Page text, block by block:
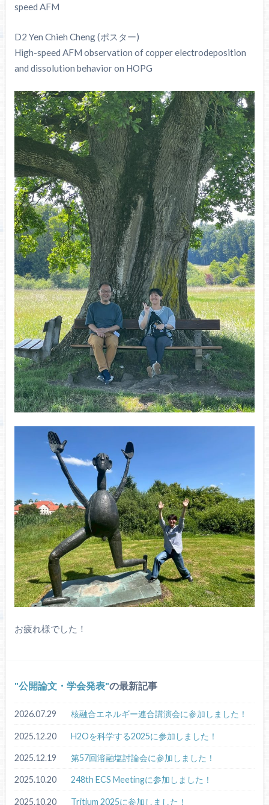
speed AFM
D2 Yen Chieh Cheng (ポスター)
High-speed AFM observation of copper electrodeposition
and dissolution behavior on HOPG
お疲れ様でした！
公開論文・学会発表 の最新記事
2026.07.29 核融合エネルギー連合講演会に参加しました！
2025.12.20 H2Oを科学する2025に参加しました！
2025.12.19 第57回溶融塩討論会に参加しました！
2025.10.20 248th ECS Meetingに参加しました！
2025.10.20 Tritium 2025に参加しました！